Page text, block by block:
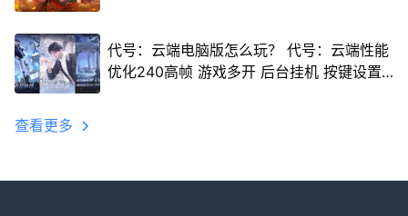
代号：云端电脑版怎么玩？ 代号：云端性能
优化240高帧 游戏多开 后台挂机 按键设置
查看更多